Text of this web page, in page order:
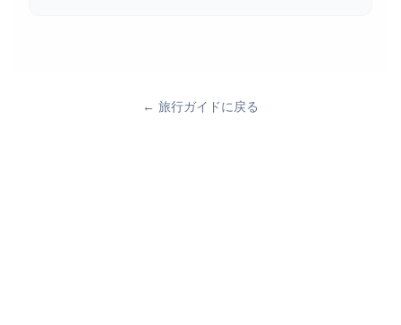
← 旅行ガイドに戻る